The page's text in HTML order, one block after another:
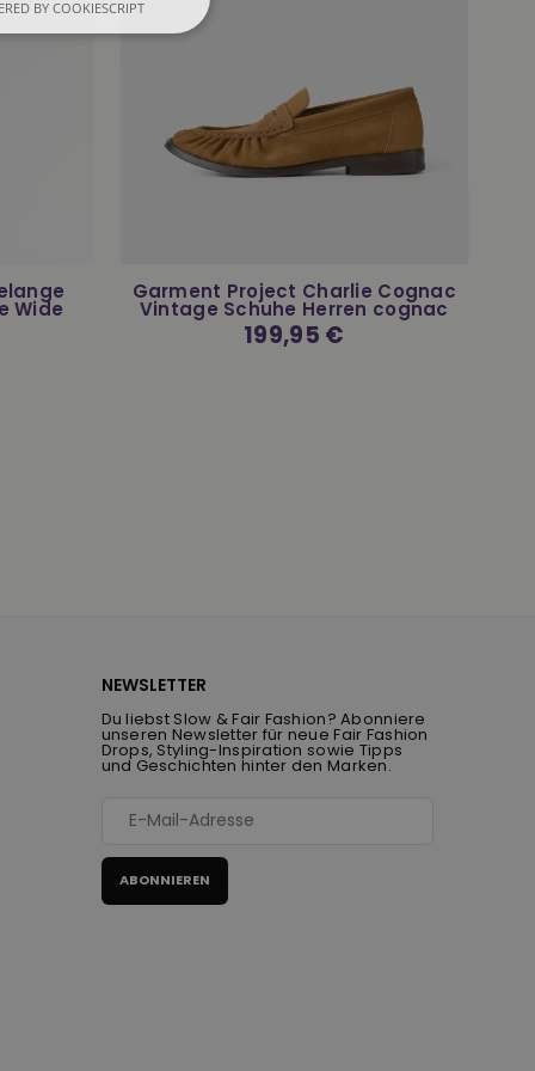
Wide
Garment Project Charlie Cognac
Vintage Schuhe Herren cognac
Normaler
Preis
199,95 €
NEWSLETTER
Du liebst Slow & Fair Fashion? Abonniere
unseren Newsletter für neue Fair Fashion
Drops, Styling-Inspiration sowie Tipps
und Geschichten hinter den Marken.
ABONNIEREN
BY COOKIESCRIPT